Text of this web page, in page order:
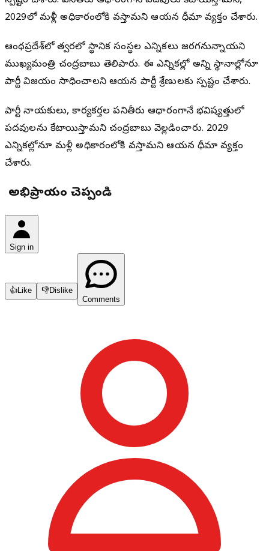
2029లో మళ్లీ అధికారంలోకి వస్తామని ఆయన ధీమా వ్యక్తం చేశారు.
ఆంధ్రప్రదేశ్‌లో త్వరలో స్థానిక సంస్థల ఎన్నికలు జరగనున్నాయని
ముఖ్యమంత్రి చంద్రబాబు తెలిపారు. ఈ ఎన్నికల్లో అన్ని స్థానాల్లోనూ
పార్టీ విజయం సాధించాలని ఆయన పార్టీ శ్రేణులకు స్పష్టం చేశారు.
పార్టీ నాయకులు, కార్యకర్తల పనితీరు ఆధారంగానే భవిష్యత్తులో
పదవులను కేటాయిస్తామని చంద్రబాబు వెల్లడించారు. 2029
ఎన్నికల్లోనూ మళ్లీ అధికారంలోకి వస్తామని ఆయన ధీమా వ్యక్తం
చేశారు.
మీ అభిప్రాయం చెప్పండి
Sign in
👍Like 👎Dislike
Comments